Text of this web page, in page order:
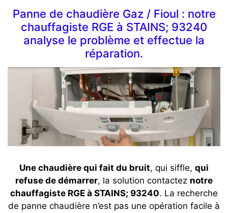
Panne de chaudière Gaz / Fioul : notre
chauffagiste RGE à STAINS; 93240
analyse le problème et effectue la
réparation.
Une chaudière qui fait du bruit, qui siffle, qui
refuse de démarrer, la solution contactez notre
chauffagiste RGE à STAINS; 93240. La recherche
de panne chaudière n’est pas une opération facile à